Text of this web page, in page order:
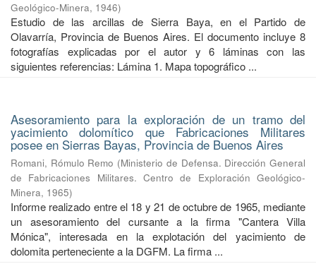
Geológico-Minera, 1946)
Estudio de las arcillas de Sierra Baya, en el Partido de
Olavarría, Provincia de Buenos Aires. El documento incluye 8
fotografías explicadas por el autor y 6 láminas con las
siguientes referencias: Lámina 1. Mapa topográfico ...
Asesoramiento para la exploración de un tramo del
yacimiento dolomítico que Fabricaciones Militares
posee en Sierras Bayas, Provincia de Buenos Aires
Romani, Rómulo Remo (Ministerio de Defensa. Dirección General
de Fabricaciones Militares. Centro de Exploración Geológico-
Minera, 1965)
Informe realizado entre el 18 y 21 de octubre de 1965, mediante
un asesoramiento del cursante a la firma "Cantera Villa
Mónica", interesada en la explotación del yacimiento de
dolomita perteneciente a la DGFM. La firma ...